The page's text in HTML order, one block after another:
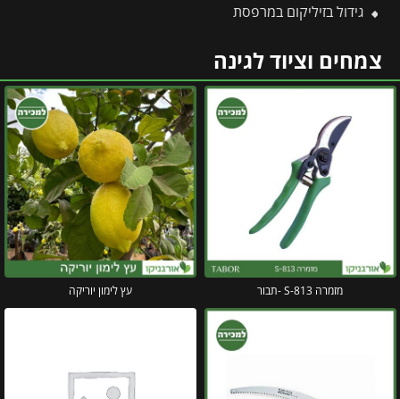
גידול בזיליקום במרפסת
צמחים וציוד לגינה
מזמרה S-813 -תבור עץ לימון יוריקה